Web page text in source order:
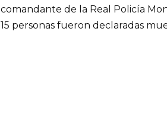
comandante de la Real Policía
15 personas fueron declaradas